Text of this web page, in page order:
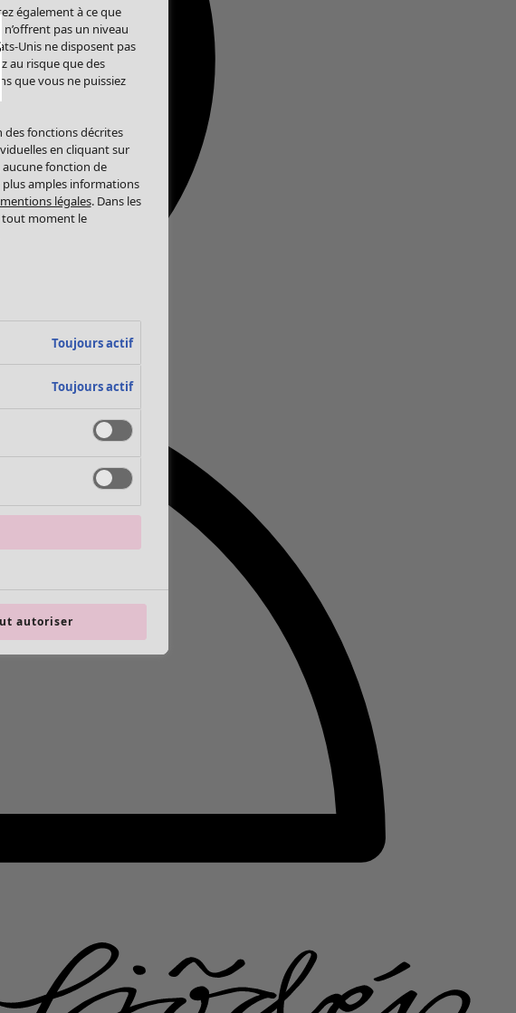
également à ce que
pas un niveau
Unis ne disposent pas
au risque que des
que vous ne puissiez
des fonctions décrites
en cliquant sur
aucune fonction de
amples informations
mentions légales. Dans les
tout moment le
Toujours actif
Toujours actif
autoriser